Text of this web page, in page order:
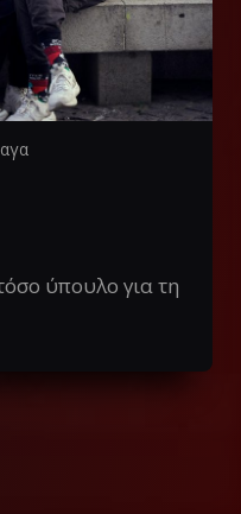
ύπουλο για τη